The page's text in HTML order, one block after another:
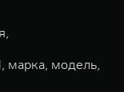
марка, модель,